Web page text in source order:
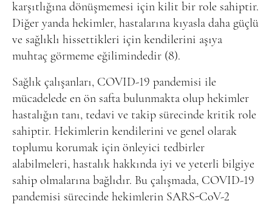
karşıtlığına dönüşmemesi için kilit bir role sahiptir.
Diğer yanda hekimler, hastalarına kıyasla daha güçlü
ve sağlıklı hissettikleri için kendilerini aşıya
muhtaç görmeme eğilimindedir (8).
Sağlık çalışanları, COVID-19 pandemisi ile
mücadelede en ön safta bulunmakta olup hekimler
hastalığın tanı, tedavi ve takip sürecinde kritik role
sahiptir. Hekimlerin kendilerini ve genel olarak
toplumu korumak için önleyici tedbirler
alabilmeleri, hastalık hakkında iyi ve yeterli bilgiye
sahip olmalarına bağlıdır. Bu çalışmada, COVID-19
pandemisi sürecinde hekimlerin SARS-CoV-2